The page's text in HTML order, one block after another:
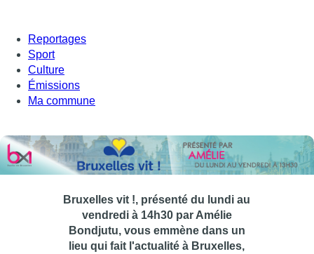
Reportages
Sport
Culture
Émissions
Ma commune
Bruxelles vit !, présenté du lundi au
vendredi à 14h30 par Amélie
Bondjutu, vous emmène dans un
lieu qui fait l'actualité à Bruxelles,